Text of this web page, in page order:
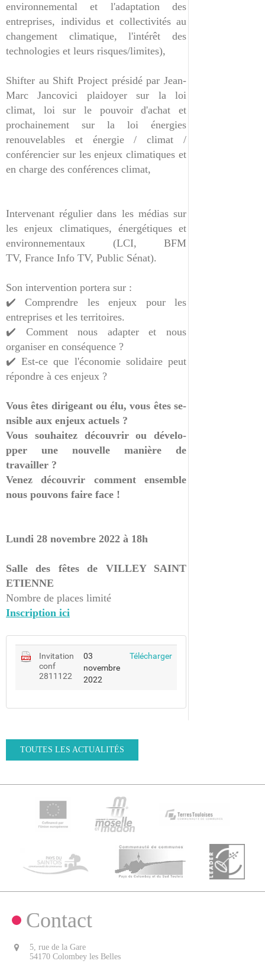
environnemental et l'adaptation des
entreprises, individ­us et collectivités au
changement climat­ique, l'intérêt des
technologies et leurs risques/limites),
Shifter au Shift Pro­ject présidé par Jean-
Marc Jancovici plaidoyer sur la loi
climat, loi sur le pouvoir d'achat et
prochaine­ment sur la loi éner­gies
renouvelables et énergie / climat /
conférencier sur les enjeux climatiqu­es et
en charge des conférences climat,
Intervenant régulier dans les médias sur
les enjeux clima­tiques, énergétiques et
environnementaux (LCI, BFM
TV, France Info TV, Public Sénat).
Son intervention portera sur :
✔️ Comprendre les enjeux pour les
entrepris­es et les territoires.
✔️ Comment nous adapter et nous
organiser en conséquence ?
✔️ Est-ce que l'économie solidaire peut
rép­ondre à ces enjeux ?
Vous êtes dirigeant ou élu, vous êtes se­
nsible aux enjeux ac­tuels ?
Vous souhaitez découvrir ou dévelo­
pper une nouvelle ma­nière de
travailler ?
Venez découvrir comm­ent ensemble
nous po­uvons faire face !
Lundi 28 novembre 2022 à 18h
Salle des fêtes de VILLEY SAINT
ETIENNE
Nombre de places limité
Inscription ici
Invitation
conf
2811122
03
novembre
2022
TéléchargerInvitation
TOUTES LES ACTUALITÉS
Contact
5, rue de la Gare
54170 Colombey les Belles